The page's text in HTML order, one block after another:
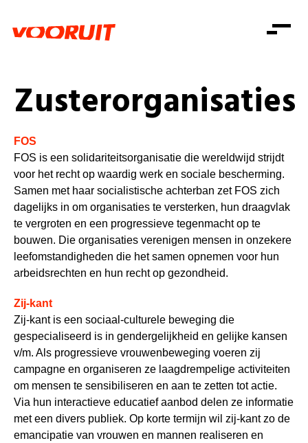
Zorg
Welzijn
Consumentenbescherming
Pensioenen
Kinderen en jongeren
Onze mensen
Vacatures
Doe mee
Word lid
Mis niets
Zoeken
Login
Login
Doe mee
Zusterorganisaties
FOS
FOS is een solidariteitsorganisatie die wereldwijd strijdt
voor het recht op waardig werk en sociale bescherming.
Samen met haar socialistische achterban zet FOS zich
dagelijks in om organisaties te versterken, hun draagvlak
te vergroten en een progressieve tegenmacht op te
bouwen. Die organisaties verenigen mensen in onzekere
leefomstandigheden die het samen opnemen voor hun
arbeidsrechten en hun recht op gezondheid.
Zij-kant
Zij-kant is een sociaal-culturele beweging die
gespecialiseerd is in gendergelijkheid en gelijke kansen
v/m. Als progressieve vrouwenbeweging voeren zij
campagne en organiseren ze laagdrempelige activiteiten
om mensen te sensibiliseren en aan te zetten tot actie.
Via hun interactieve educatief aanbod delen ze informatie
met een divers publiek. Op korte termijn wil zij-kant zo de
emancipatie van vrouwen en mannen realiseren en